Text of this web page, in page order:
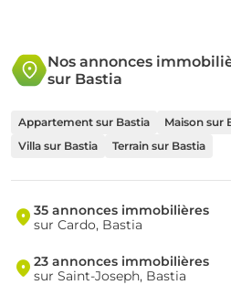
Nos annonces
sur Bastia
Appartement sur Bastia
Maison sur
Villa sur Bastia
Terrain sur Bastia
35 annonces immobilières
sur Cardo, Bastia
23 annonces immobilières
sur Saint-Joseph, Bastia